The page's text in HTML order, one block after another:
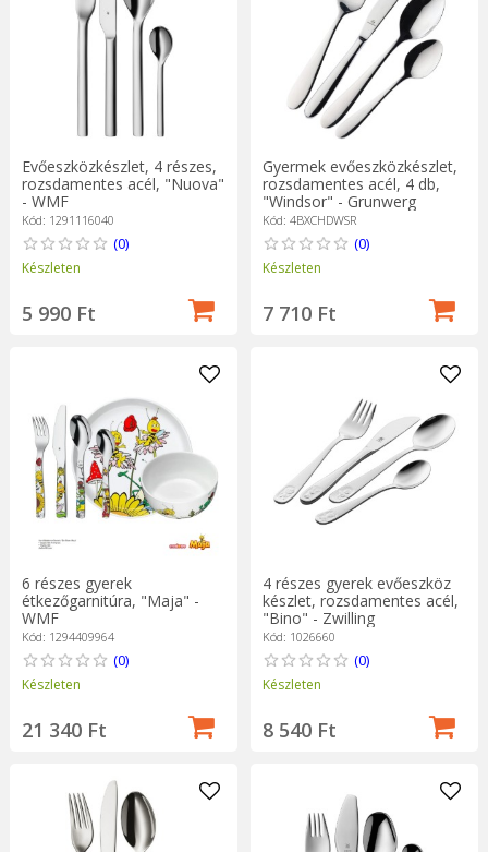
Evőeszközkészlet, 4 részes,
rozsdamentes acél, "Nuova"
- WMF
Kód: 1291116040
(0)
Készleten
5 990 Ft
Gyermek evőeszközkészlet,
rozsdamentes acél, 4 db,
"Windsor" - Grunwerg
Kód: 4BXCHDWSR
(0)
Készleten
7 710 Ft
6 részes gyerek
étkezőgarnitúra, "Maja" -
WMF
Kód: 1294409964
(0)
Készleten
21 340 Ft
4 részes gyerek evőeszköz
készlet, rozsdamentes acél,
"Bino" - Zwilling
Kód: 1026660
(0)
Készleten
8 540 Ft